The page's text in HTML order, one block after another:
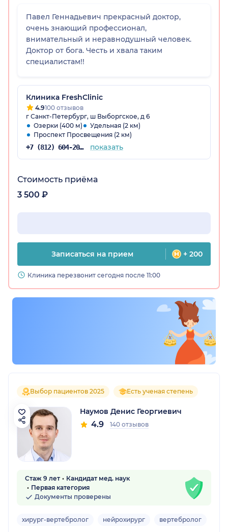
Павел Геннадьевич прекрасный доктор,
очень знающий профессионал,
внимательный и неравнодушный человек.
Доктор от бога. Честь и хвала таким
специалистам!!
Клиника FreshClinic
4.9100 отзывов
г Санкт-Петербург, ш Выборгское, д 6
Озерки (400 м)
Удельная (2 км)
Проспект Просвещения (2 км)
+7 (812) 604-20-47 показать
Стоимость приёма
3 500 ₽
Записаться на прием + 200
Клиника перезвонит сегодня после 11:00
Выбор пациентов 2025 Есть ученая степень
Наумов Денис Георгиевич
4.9 140 отзывов
Стаж 9 лет
Кандидат мед. наук
Первая категория
Документы проверены
хирург-вертебролог нейрохирург вертебролог